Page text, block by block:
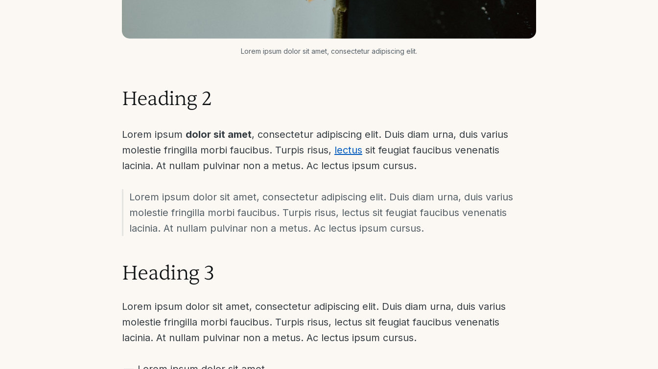
Lorem ipsum dolor sit amet, consectetur adipiscing elit.
Heading 2
Lorem ipsum dolor sit amet, consectetur adipiscing elit. Duis diam urna, duis varius
molestie fringilla morbi faucibus. Turpis risus, lectus sit feugiat faucibus venenatis
lacinia. At nullam pulvinar non a metus. Ac lectus ipsum cursus.
Lorem ipsum dolor sit amet, consectetur adipiscing elit. Duis diam urna, duis varius
molestie fringilla morbi faucibus. Turpis risus, lectus sit feugiat faucibus venenatis
lacinia. At nullam pulvinar non a metus. Ac lectus ipsum cursus.
Heading 3
Lorem ipsum dolor sit amet, consectetur adipiscing elit. Duis diam urna, duis varius
molestie fringilla morbi faucibus. Turpis risus, lectus sit feugiat faucibus venenatis
lacinia. At nullam pulvinar non a metus. Ac lectus ipsum cursus.